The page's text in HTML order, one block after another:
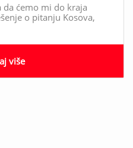
ćemo mi do kraja
o pitanju Kosova,
više